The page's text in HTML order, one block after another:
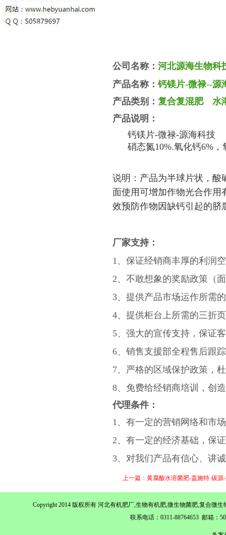
公司名称： 河北源海生物科
产品名称：钙镁片-微禄--源
产品类别： 复合复混肥
水
产品说明：
钙镁片-微禄-源海科技
硝态氮10%.氧化钙6%
说明：产品为半球片状，酸
面使用可增加作物光合作
效预防作物因缺钙引起的脐
厂家支持：
1、保证经销商丰厚的利润
2、不敢想象的奖励政策（
3、提供产品市场运作所需
4、提供柜台上所需的三折
5、强大的宣传支持，保证
6、销售支援部全程售后跟
7、严格的区域保护政策，
8、免费给经销商培训，创
代理条件：
1、有一定的营销网络和市
2、有一定的经济基础，保
3、对我们产品有信心、讲
上一篇：黄腐酸水溶菌肥-盖施特·碳源
Copyright 2014 版权所有 河北有机肥厂,生物有机肥,微生物菌肥,复合
联系电话：0311-88764653 邮箱：